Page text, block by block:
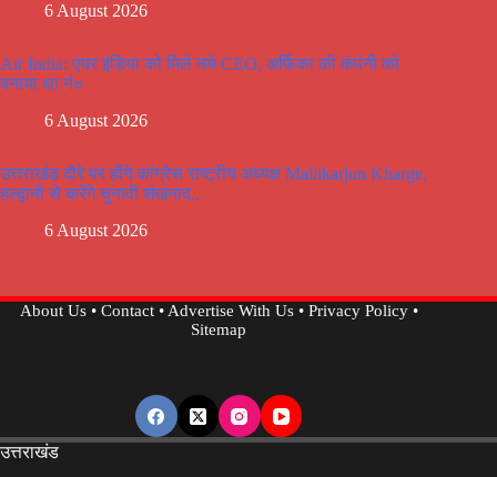
6 August 2026
Air India: एयर इंडिया को मिले नये CEO, अर्फिका की कंपंनी को
बनाया था नं०
6 August 2026
उत्तराखंड दौरे पर होंगे कांग्रेस राष्ट्रीय अध्यक्ष Mallikarjun Kharge,
हल्द्वानी से करेंगे चुनावी शंखनाद..
6 August 2026
About Us• Contact•Advertise With Us• Privacy Policy•
Sitemap
उत्तराखंड